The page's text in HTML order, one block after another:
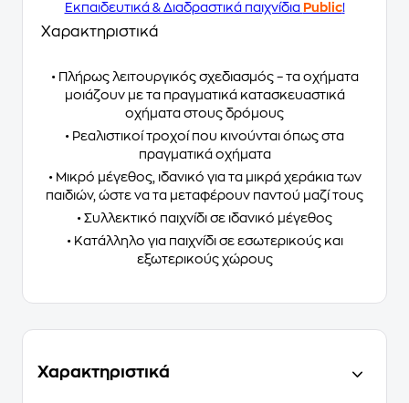
Εκπαιδευτικά & Διαδραστικά παιχνίδια Public!
Χαρακτηριστικά
• Πλήρως λειτουργικός σχεδιασμός – τα οχήματα
μοιάζουν με τα πραγματικά κατασκευαστικά
οχήματα στους δρόμους
• Ρεαλιστικοί τροχοί που κινούνται όπως στα
πραγματικά οχήματα
• Μικρό μέγεθος, ιδανικό για τα μικρά χεράκια των
παιδιών, ώστε να τα μεταφέρουν παντού μαζί τους
• Συλλεκτικό παιχνίδι σε ιδανικό μέγεθος
• Κατάλληλο για παιχνίδι σε εσωτερικούς και
εξωτερικούς χώρους
Χαρακτηριστικά